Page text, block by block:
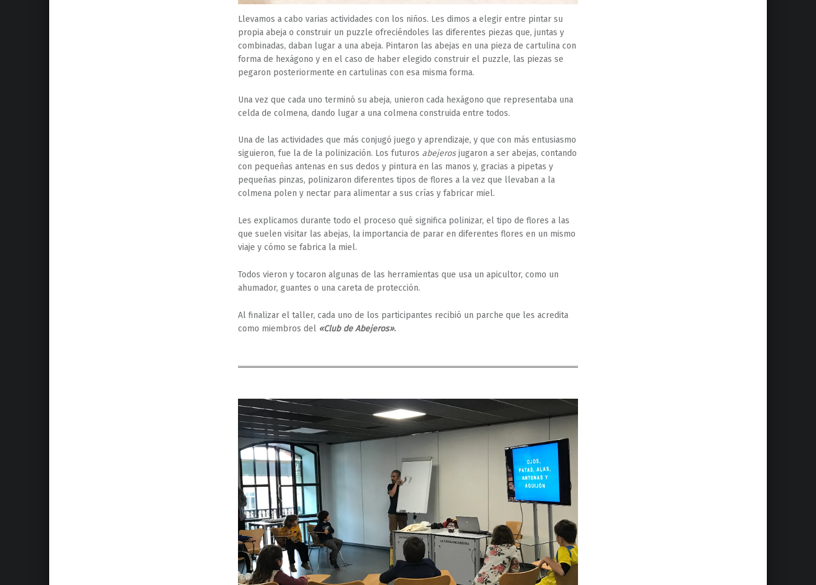
Llevamos a cabo varias actividades con los niños. Les dimos a elegir entre pintar su
propia abeja o construir un puzzle ofreciéndoles las diferentes piezas que, juntas y
combinadas, daban lugar a una abeja. Pintaron las abejas en una pieza de cartulina con
forma de hexágono y en el caso de haber elegido construir el puzzle, las piezas se
pegaron posteriormente en cartulinas con esa misma forma.
Una vez que cada uno terminó su abeja, unieron cada hexágono que representaba una
celda de colmena, dando lugar a una colmena construida entre todos.
Una de las actividades que más conjugó juego y aprendizaje, y que con más entusiasmo
siguieron, fue la de la polinización. Los futuros abejerosjugaron a ser abejas, contando
con pequeñas antenas en sus dedos y pintura en las manos y, gracias a pipetas y
pequeñas pinzas, polinizaron diferentes tipos de flores a la vez que llevaban a la
colmena polen y nectar para alimentar a sus crías y fabricar miel.
Les explicamos durante todo el proceso qué significa polinizar, el tipo de flores a las
que suelen visitar las abejas, la importancia de parar en diferentes flores en un mismo
viaje y cómo se fabrica la miel.
Todos vieron y tocaron algunas de las herramientas que usa un apicultor, como un
ahumador, guantes o una careta de protección.
Al finalizar el taller, cada uno de los participantes recibió un parche que les acredita
como miembros del «Club de Abejeros».